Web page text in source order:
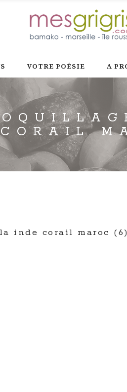
VOTRE POÉSIE A
inde corail maroc (6)